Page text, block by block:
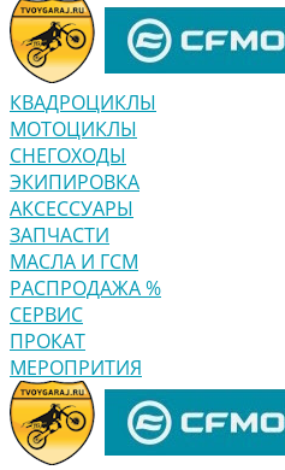
КВАДРОЦИКЛЫ
МОТОЦИКЛЫ
СНЕГОХОДЫ
ЭКИПИРОВКА
АКСЕССУАРЫ
ЗАПЧАСТИ
МАСЛА И ГСМ
РАСПРОДАЖА %
СЕРВИС
ПРОКАТ
МЕРОПРИТИЯ